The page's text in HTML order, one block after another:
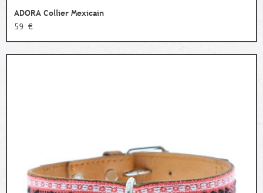
ADORA Collier Mexicain
59 €